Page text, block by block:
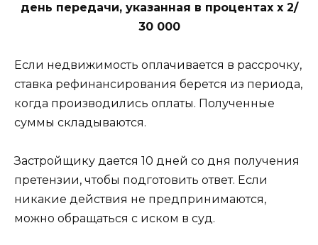
день передачи, указанная в процентах х 2/
30 000
Если недвижимость оплачивается в рассрочку,
ставка рефинансирования берется из периода,
когда производились оплаты. Полученные
суммы складываются.
Застройщику дается 10 дней со дня получения
претензии, чтобы подготовить ответ. Если
никакие действия не предпринимаются,
можно обращаться с иском в суд.